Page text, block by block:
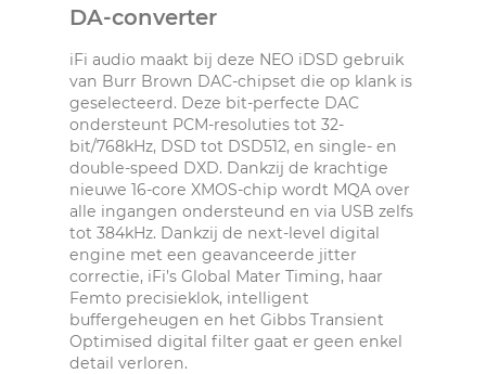
DA-converter
iFi audio maakt bij deze NEO iDSD gebruik
van Burr Brown DAC-chipset die op klank is
geselecteerd. Deze bit-perfecte DAC
ondersteunt PCM-resoluties tot 32-
bit/768kHz, DSD tot DSD512, en single- en
double-speed DXD. Dankzij de krachtige
nieuwe 16-core XMOS-chip wordt MQA over
alle ingangen ondersteund en via USB zelfs
tot 384kHz. Dankzij de next-level digital
engine met een geavanceerde jitter
correctie, iFi’s Global Mater Timing, haar
Femto precisieklok, intelligent
buffergeheugen en het Gibbs Transient
Optimised digital filter gaat er geen enkel
detail verloren.